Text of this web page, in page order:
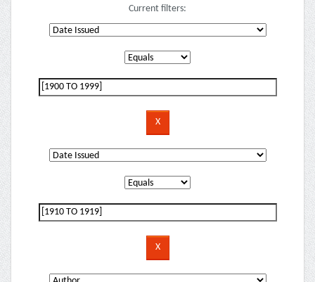
Current filters: